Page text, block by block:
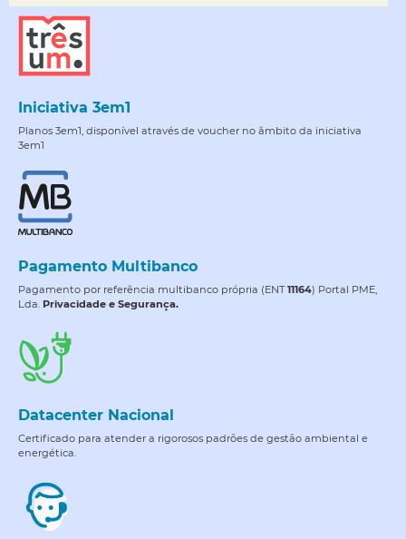
Iniciativa 3em1
Planos 3em1, disponível através de voucher no âmbito da iniciativa
3em1
Pagamento Multibanco
Pagamento por referência multibanco própria (ENT11164) Portal PME,
Lda. Privacidade e Segurança.
Datacenter Nacional
Certificado para atender a rigorosos padrões de gestão ambiental e
energética.